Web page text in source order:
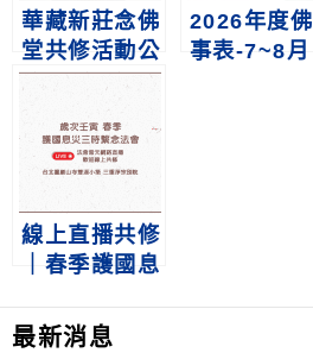
華藏新莊念佛
堂共修活動公
告-8月
2026年度佛
事表-7~8月
線上直播共修
｜春季護國息
會
最新消息